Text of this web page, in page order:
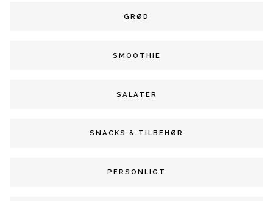
GRØD
SMOOTHIE
SALATER
SNACKS & TILBEHØR
PERSONLIGT